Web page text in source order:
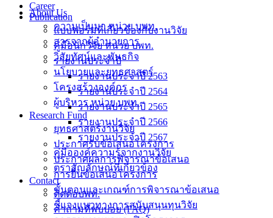
About Us
ความเป็นมา หน่วย บพท.
สารจากผู้อำนวยการ
วิสัยทัศน์และพันธกิจ
นโยบายและยุทธศาสตร์
โครงสร้างองค์กร
ผู้บริหาร หน่วย บพท.
Research Fund
ยุทธศาสตร์งานวิจัย
ประกาศรับข้อเสนอโครงการ
ประกาศผลการพิจารณาข้อเสนอ
การยื่นข้อเสนอโครงการ
ขั้นตอนและเกณฑ์การพิจารณาข้อเสนอ
ชี้แจงแนวทางการสนับสนุนทุนวิจัย
Career
Publication
แบบฟอร์มที่เกี่ยวข้องกับงานวิจัย
คู่มือนักวิจัย หน่วย บพท.
รายงานประจำปี
รายงานประจำปี 2563
รายงานประจำปี 2564
รายงานประจำปี 2565
รายงานประจำปี 2566
รายงานประจำปี 2567
คู่มือองค์ความรู้จากงานวิจัย
ตราสัญลักษณ์ที่เกี่ยวข้อง
Contact
ติดต่อบพท.
คำถามที่พบบ่อย (FAQ)